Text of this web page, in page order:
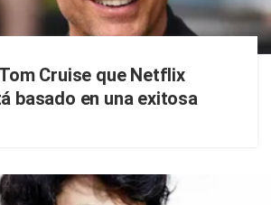
Cruise que Netflix
basado en una exitosa